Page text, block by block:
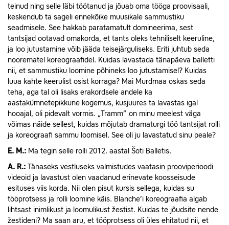
teinud ning selle läbi töötanud ja jõuab oma tööga proovisaali,
keskendub ta sageli ennekõike muusikale sammustiku
seadmisele. See hakkab paratamatult domineerima, sest
tantsijad ootavad omakorda, et tants oleks tehniliselt keeruline,
ja loo jutustamine võib jääda teisejärguliseks. Eriti juhtub seda
noorematel koreograafidel. Kuidas lavastada tänapäeva balletti
nii, et sammustiku loomine põhineks loo jutustamisel? Kuidas
luua kahte keerulist osist korraga? Mai Murdmaa oskas seda
teha, aga tal oli lisaks erakordsele andele ka
aastakümnetepikkune kogemus, kusjuures ta lavastas igal
hooajal, oli pidevalt vormis. „Tramm” on minu meelest väga
võimas näide sellest, kuidas mõjutab dramaturgi töö tantsijat rolli
ja koreograafi sammu loomisel. See oli ju lavastatud sinu peale?
E. M.: Ma tegin selle rolli 2012. aastal Šoti Balletis.
A. R.: Tänaseks vestluseks valmistudes vaatasin prooviperioodi
videoid ja lavastust olen vaadanud erinevate koosseisude
esituses viis korda. Nii olen pisut kursis sellega, kuidas su
tööprotsess ja rolli loomine käis. Blanche’i koreograafia algab
lihtsast inimlikust ja loomulikust žestist. Kuidas te jõudsite nende
žestideni? Ma saan aru, et tööprotsess oli üles ehitatud nii, et